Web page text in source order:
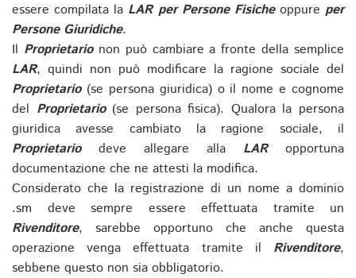
essere compilata la LAR per Persone Fisicheoppure per
Persone Giuridiche.
Il Proprietarionon può cambiare a fronte della semplice
LAR, quindi non può modificare la ragione sociale del
Proprietario(se persona giuridica) o il nome e cognome
del Proprietario(se persona fisica). Qualora la persona
giuridica avesse cambiato la ragione sociale, il
Proprietariodeve allegare alla LARopportuna
documentazione che ne attesti la modifica.
Considerato che la registrazione di un nome a dominio
.sm deve sempre essere effettuata tramite un
Rivenditore, sarebbe opportuno che anche questa
operazione venga effettuata tramite il Rivenditore,
sebbene questo non sia obbligatorio.